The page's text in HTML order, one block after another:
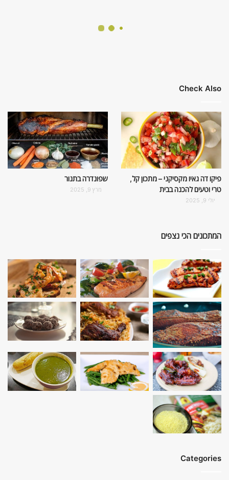
Check Also
פיקו דה גאיו מקסיקני – מתכון קל,
טרי וטעים להכנה בבית
יולי 9, 2025
שפונדרה בתנור
מרץ 9, 2025
המתכונים הכי נצפים
Categories